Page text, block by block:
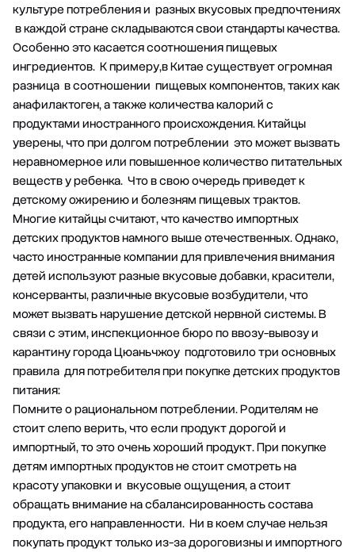
культуре потребления и разных вкусовых предпочтениях
в каждой стране складываются свои стандарты качества.
Особенно это касается соотношения пищевых
ингредиентов. К примеру,в Китае существует огромная
разница в соотношении пищевых компонентов, таких как
анафилактоген, а также количества калорий с
продуктами иностранного происхождения. Китайцы
уверены, что при долгом потреблении это может вызвать
неравномерное или повышенное количество питательных
веществ у ребенка. Что в свою очередь приведет к
детскому ожирению и болезням пищевых трактов.
Многие китайцы считают, что качество импортных
детских продуктов намного выше отечественных. Однако,
часто иностранные компании для привлечения внимания
детей используют разные вкусовые добавки, красители,
консерванты, различные вкусовые возбудители, что
может вызвать нарушение детской нервной системы. В
связи с этим, инспекционное бюро по ввозу-вывозу и
карантину города Цюаньчжоу подготовило три основных
правила для потребителя при покупке детских продуктов
питания:
Помните о рациональном потреблении. Родителям не
стоит слепо верить, что если продукт дорогой и
импортный, то это очень хороший продукт. При покупке
детям импортных продуктов не стоит смотреть на
красоту упаковки и вкусовые ощущения, а стоит
обращать внимание на сбалансированность состава
продукта, его направленности. Ни в коем случае нельзя
покупать продукт только из-за дороговизны и импортного